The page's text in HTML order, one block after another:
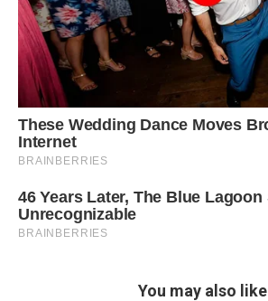
You may also like